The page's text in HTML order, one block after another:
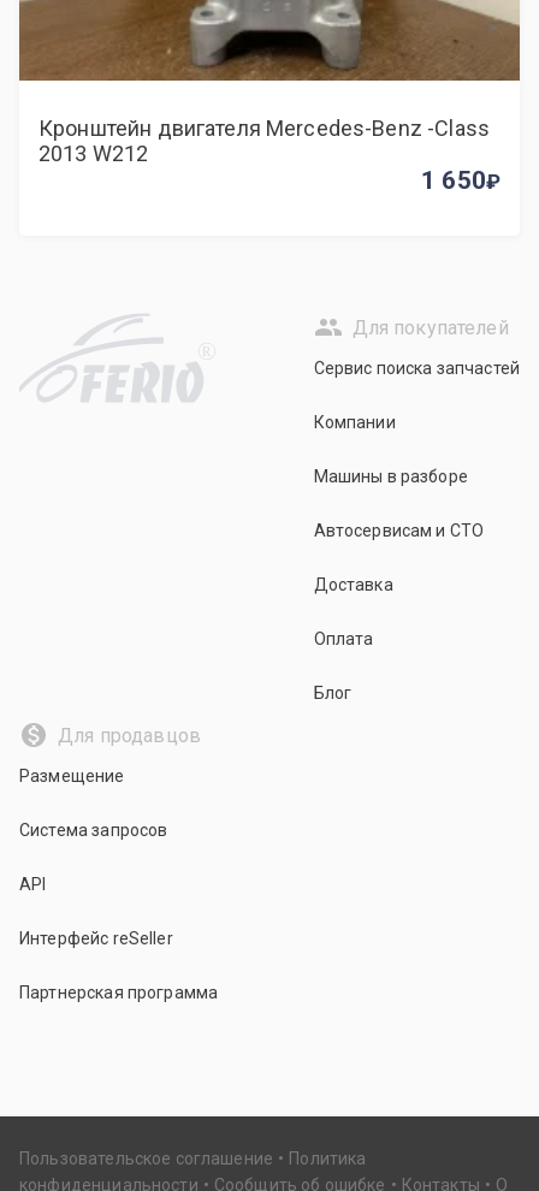
Кронштейн двигателя Mercedes-Benz -Class
2013 W212
1 650
R
Для покупателей
Сервис поиска запчастей
Компании
Машины в разборе
Автосервисам и СТО
Доставка
Оплата
Блог
Для продавцов
Размещение
Система запросов
API
Интерфейс reSeller
Партнерская программа
Пользовательское соглашение
Политика
конфиденциальности
Сообщить об ошибке Контакты О